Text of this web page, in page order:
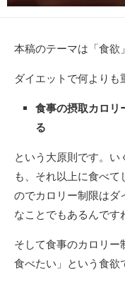
本稿のテーマは「食欲
ダイエットで何よりも
食事の摂取カロリ
る
という大原則です。
も、それ以上に食べ
のでカロリー制限はダ
なことでもあるんです
そして食事のカロリー
食べたい」という食欲